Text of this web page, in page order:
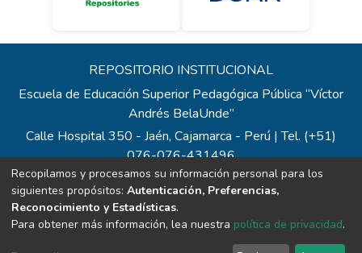
REPOSITORIO INSTITUCIONAL
Escuela de Educación Superior Pedagógica Pública “Víctor
Andrés BelaUnde”
Calle Hospital 350 - Jaén, Cajamarca - Perú | Tel. (+51)
076-076-431496
Todos los contenidos de repositorio.eesppvab.edu.pe están
bajo la Licencia Creative Commons
Correo:repositorio@eesppvab.edu.pe
Recopilamos y procesamos su información personal para los
siguientes propósitos: Autenticación, Preferencias,
Reconocimiento y Estadísticas.
Para obtener más información, lea nuestra política de privacidad.